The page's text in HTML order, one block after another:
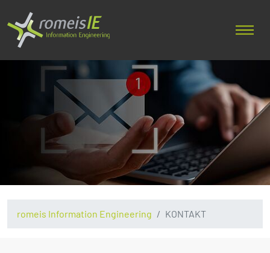
romeis Information Engineering KONTAKT